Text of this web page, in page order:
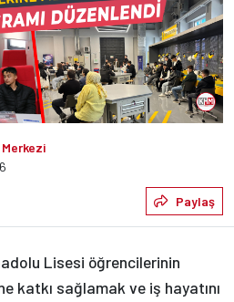
Paylaş
Lisesi öğrencilerinin
katkı sağlamak ve iş hayatını